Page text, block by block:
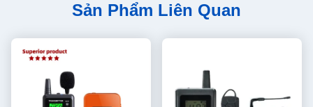
Sản Phẩm Liên Quan